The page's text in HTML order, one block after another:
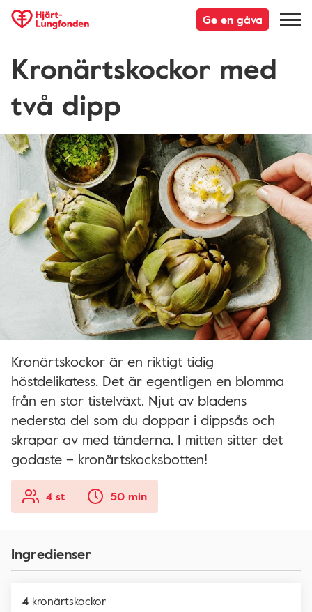
Ge en gåva
Kronärtskockor med
två dipp
Kronärtskockor är en riktigt tidig
höstdelikatess. Det är egentligen en blomma
från en stor tistelväxt. Njut av bladens
nedersta del som du doppar i dippsås och
skrapar av med tänderna. I mitten sitter det
godaste – kronärtskocksbotten!
4 st 50 min
Ingredienser
4 kronärtskockor